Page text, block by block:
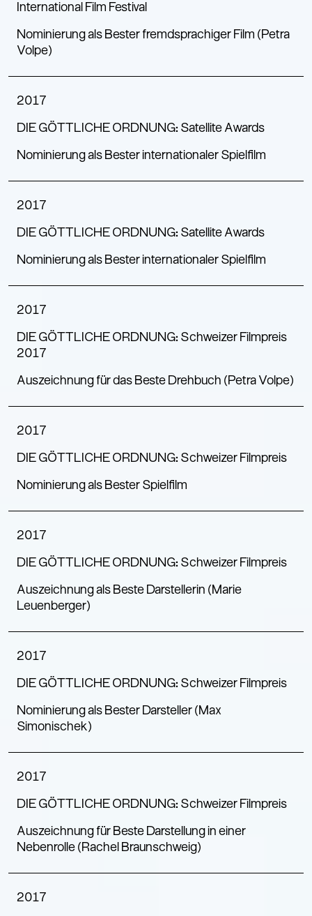
International Film Festival
Nominierung als Bester fremdsprachiger Film (Petra
Volpe)
2017
DIE GÖTTLICHE ORDNUNG: Satellite Awards
Nominierung als Bester internationaler Spielfilm
2017
DIE GÖTTLICHE ORDNUNG: Satellite Awards
Nominierung als Bester internationaler Spielfilm
2017
DIE GÖTTLICHE ORDNUNG: Schweizer Filmpreis
2017
Auszeichnung für das Beste Drehbuch (Petra Volpe)
2017
DIE GÖTTLICHE ORDNUNG: Schweizer Filmpreis
Nominierung als Bester Spielfilm
2017
DIE GÖTTLICHE ORDNUNG: Schweizer Filmpreis
Auszeichnung als Beste Darstellerin (Marie
Leuenberger)
2017
DIE GÖTTLICHE ORDNUNG: Schweizer Filmpreis
Nominierung als Bester Darsteller (Max
Simonischek)
2017
DIE GÖTTLICHE ORDNUNG: Schweizer Filmpreis
Auszeichnung für Beste Darstellung in einer
Nebenrolle (Rachel Braunschweig)
2017